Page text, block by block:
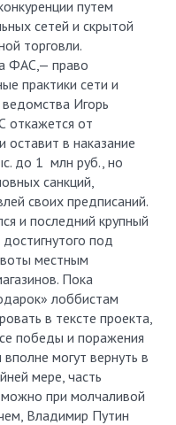
путем
сетей и скрытой
торговли.
ФАС,— право
практики сети и
Игорь
откажется от
в наказание
до 1 млн руб., но
санкций,
своих предписаний.
и последний крупный
под
местным
Пока
лоббистам
в тексте проекта,
победы и поражения
могут вернуть в
мере, часть
при молчаливой
Владимир Путин